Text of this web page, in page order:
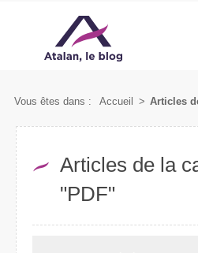
Vous êtes dans : Accueil > Articles
Articles de la
"PDF"